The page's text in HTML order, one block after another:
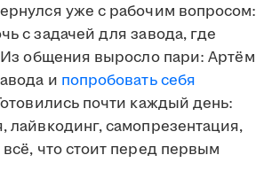
уже с рабочим вопросом:
с задачей для завода, где
Из общения выросло пари: Артём
и попробовать себя
почти каждый день:
лайвкодинг, самопрезентация,
что стоит перед первым